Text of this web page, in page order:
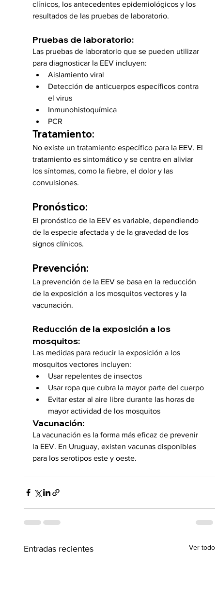
clínicos, los antecedentes epidemiológicos y los
resultados de las pruebas de laboratorio.
Pruebas de laboratorio:
Las pruebas de laboratorio que se pueden utilizar
para diagnosticar la EEV incluyen:
Aislamiento viral
Detección de anticuerpos específicos contra
el virus
Inmunohistoquímica
PCR
Tratamiento:
No existe un tratamiento específico para la EEV. El
tratamiento es sintomático y se centra en aliviar
los síntomas, como la fiebre, el dolor y las
convulsiones.
Pronóstico:
El pronóstico de la EEV es variable, dependiendo
de la especie afectada y de la gravedad de los
signos clínicos.
Prevención:
La prevención de la EEV se basa en la reducción
de la exposición a los mosquitos vectores y la
vacunación.
Reducción de la exposición a los
mosquitos:
Las medidas para reducir la exposición a los
mosquitos vectores incluyen:
Usar repelentes de insectos
Usar ropa que cubra la mayor parte del cuerpo
Evitar estar al aire libre durante las horas de
mayor actividad de los mosquitos
Vacunación:
La vacunación es la forma más eficaz de prevenir
la EEV. En Uruguay, existen vacunas disponibles
para los serotipos este y oeste.
Entradas recientes Ver todo